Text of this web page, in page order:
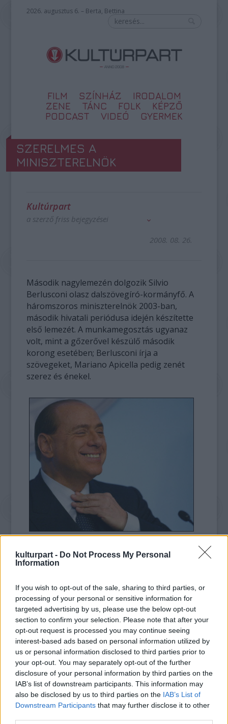
kulturpart - Do Not Process My Personal
Information
If you wish to opt-out of the sale, sharing to third parties, or
processing of your personal or sensitive information for
targeted advertising by us, please use the below opt-out
section to confirm your selection. Please note that after your
opt-out request is processed you may continue seeing
interest-based ads based on personal information utilized by
us or personal information disclosed to third parties prior to
your opt-out. You may separately opt-out of the further
disclosure of your personal information by third parties on the
IAB’s list of downstream participants. This information may
also be disclosed by us to third parties on the IAB’s List of
Downstream Participants that may further disclose it to other
2026. augusztus 6. – Berta, Bettina
FILM SZÍNHÁZ
IRODALOM
ZENE
TÁNC FOLK
KÉPZŐ
PODCAST
VIDEÓ GYERMEK
SZERELMES A
MINISZTERELNÖK
Kultúrpart
a szerző friss bejegyzései
2008. 08. 26.
Második nagylemezén dolgozik Silvio
Berlusconi olasz dalszövegíró-kormányfő. A
háromszoros miniszterelnök 2003-ban,
második hivatali periódusa idején készítette
első lemezét. A munkamegosztás ugyanaz
volt, mint a gőzerővel készülő második
korong esetében; Berlusconi írja a
szövegeket, Mariano Apicella pedig zenét
szerez és énekel.
alkotótárs a La Repubblica című lapnak. "Jó
lenne, ha karácsony előtt megjelenne a
nem biztos, hogy ez sikerül." A 14 dalban nem
esik szó politikáról, minden a szerelem körül
forog - tette hozzá Apicella, aki korábban
nápolyi lokálokban lépett fel, aztán
Berlusconi előző miniszterelnöksége idején
hivatalos kormányfői muzsikussá lépett elő,
és a világ leghatalmasabb vezetői előtt
énekelt.
A médiacézárból lett 71 éves politikus is igen
járatos az olasz slágerzenében; az ötvenes
években, diákkorában sétahajókon lépett fel.